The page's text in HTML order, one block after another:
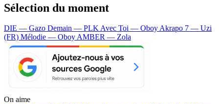
Sélection du moment
DIE — Gazo Demain — PLKAvec Toi — OboyAkrapo 7 — Uzi
(FR) Mélodie — OboyAMBER — Zola
On aime